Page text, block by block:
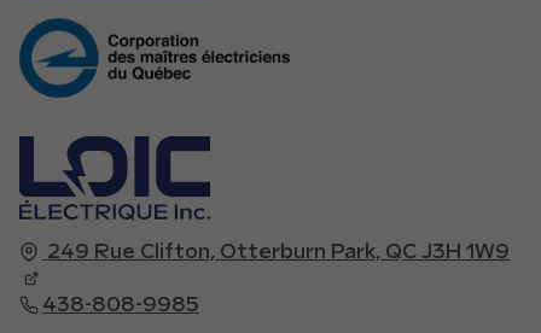
249 Rue Clifton, Otterburn Park, QC J3H 1W9
438-808-9985